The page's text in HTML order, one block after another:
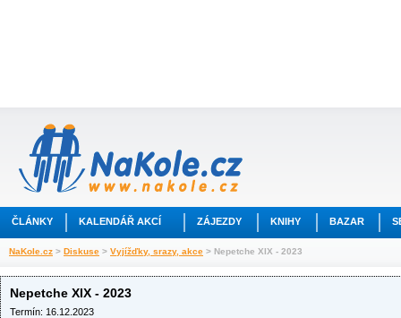
ČLÁNKY KALENDÁŘ AKCÍ ZÁJEZDY KNIHY BAZAR
NaKole.cz > Diskuse > Vyjížďky, srazy, akce > Nepetche XIX - 2023
Nepetche XIX - 2023
Termín: 16.12.2023